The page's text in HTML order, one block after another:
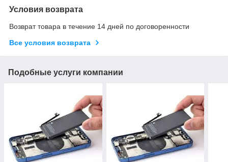
Условия возврата
Возврат товара в течение 14 дней по договоренности
Все условия возврата
Подобные услуги компании